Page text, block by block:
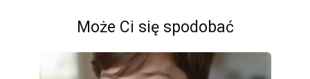
Może Ci się spodobać